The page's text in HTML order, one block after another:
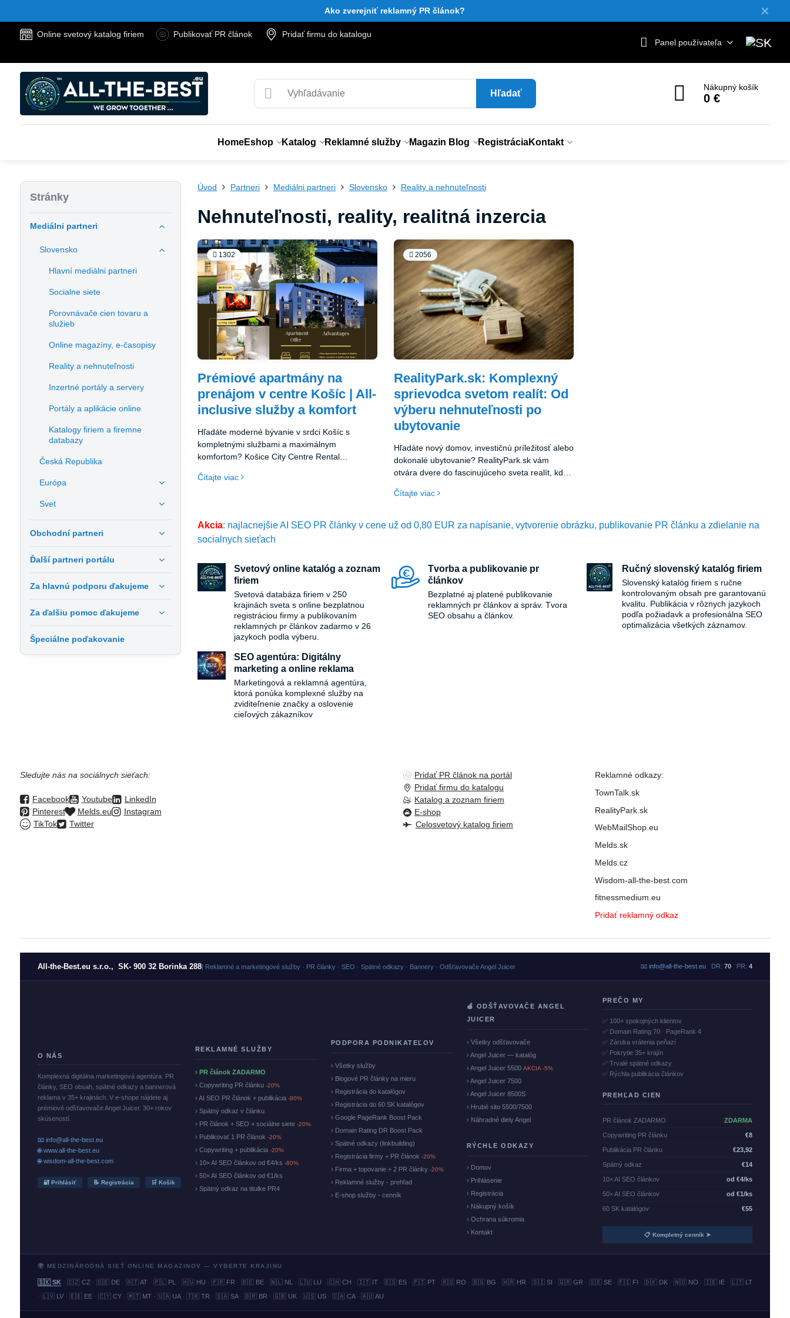
✕
Ako zverejniť reklamný PR článok?
Online svetový katalog firiem Publikovať PR článok
Pridať firmu do katalogu
Panel používateľa
Hľadať
Nákupný košík
0 €
HomeEshop Katalog Reklamné služby Magazin Blog RegistráciaKontakt
Úvod Partneri Mediálni partneri Slovensko Reality a nehnuteľnosti
Nehnuteľnosti, reality, realitná inzercia
1302
Prémiové apartmány na
prenájom v centre Košíc | All-
inclusive služby a komfort
Hľadáte moderné bývanie v srdci Košíc s
kompletnými službami a maximálnym
komfortom? Košice City Centre Rental
pohodlia domova a hotelových služieb v
Čítajte viac
2056
RealityPark.sk: Komplexný
sprievodca svetom realít: Od
výberu nehnuteľnosti po
ubytovanie
Hľadáte nový domov, investičnú príležitosť alebo
dokonalé ubytovanie? RealityPark.sk vám
otvára dvere do fascinujúceho sveta realít, kde
ubytovanie z celého Slovenska.
Čítajte viac
Akcia: najlacnejšie AI SEO PR články v cene už od 0,80 EUR za napísanie, vytvorenie obrázku, publikovanie PR článku a zdielanie na
socialnych sieťach
Svetový online katalóg a zoznam
firiem
Svetová databáza firiem v 250
krajinách sveta s online bezplatnou
registráciou firmy a publikovaním
reklamných pr článkov zadarmo v 26
jazykoch podla výberu.
Tvorba a publikovanie pr
článkov
Bezplatné aj platené publikovanie
reklamných pr článkov a správ. Tvora
SEO obsahu a článkov.
Ručný slovenský katalóg firiem
Slovenský katalóg firiem s ručne
kontrolovaným obsah pre garantovanú
kvalitu. Publikácia v rôznych jazykoch
podľa požiadavk a profesionálna SEO
optimalizácia všetkých záznamov.
SEO agentúra: Digitálny
marketing a online reklama
Marketingová a reklamná agentúra,
ktorá ponúka komplexné služby na
zviditeľnenie značky a oslovenie
cieľových zákazníkov
Stránky
Mediálni partneri
Slovensko
Hlavní mediálni partneri
Socialne siete
Porovnávače cien tovaru a
služieb
Online magazíny, e-časopisy
Reality a nehnuteľnosti
Inzertné portály a servery
Portály a aplikácie online
Katalogy firiem a firemne
databazy
Česká Republika
Európa
Svet
Obchodní partneri
Ďalší partneri portálu
Za hlavnú podporu ďakujeme
Za ďalšiu pomoc ďakujeme
Špeciálne poďakovanie
Sledujte nás na sociálnych sieťach:
Facebook Youtube
LinkedIn
Pinterest
Melds.eu
Instagram
TikTok
Twitter
Pridať PR článok na portál
Pridať firmu do katalogu
Katalog a zoznam firiem
E-shop
Celosvetový katalog firiem
Reklamné odkazy:
TownTalk.sk
RealityPark.sk
WebMailShop.eu
Melds.sk
Melds.cz
Wisdom-all-the-best.com
fitnessmedium.eu
Pridať reklamný odkaz
All-the-Best.eu s.r.o., SK- 900 32 Borinka 288| Reklamné a marketingové služby · PR články · SEO · Spätné odkazy · Bannery · Odšťavovače Angel Juicer 📧 info@all-the-best.euDR: 70PR: 4
O NÁS
Komplexná digitálna marketingová agentúra. PR
články, SEO obsah, spätné odkazy a bannerová
reklama v 35+ krajinách. V e-shope nájdete aj
prémiové odšťavovače Angel Juicer. 30+ rokov
skúseností.
📧 info@all-the-best.eu
🌐 www.all-the-best.eu
🌐 wisdom-all-the-best.com
🔐 Prihlásiť 📝 Registrácia 🛒 Košík
REKLAMNÉ SLUŽBY
› PR článok ZADARMO
› Copywriting PR článku -20%
› AI SEO PR článok + publikácia -80%
› Spätný odkaz v článku
› PR článok + SEO + sociálne siete -20%
› Publikovať 1 PR článok -20%
› Copywriting + publikácia -20%
› 10× AI SEO článkov od €4/ks -80%
› 50× AI SEO článkov od €1/ks
› Spätný odkaz na titulke PR4
PODPORA PODNIKATEĽOV
› Všetky služby
› Blogové PR články na mieru
› Registrácia do katalógov
› Registrácia do 60 SK katalógov
› Google PageRank Boost Pack
› Domain Rating DR Boost Pack
› Spätné odkazy (linkbuilding)
› Registrácia firmy + PR článok -20%
› Firma + topovanie + 2 PR články -20%
› Reklamné služby - prehľad
› E-shop služby - cenník
🍏 ODŠŤAVOVAČE ANGEL
JUICER
› Všetky odšťavovače
› Angel Juicer — katalóg
› Angel Juicer 5500 AKCIA -5%
› Angel Juicer 7500
› Angel Juicer 8500S
› Hrubé sito 5500/7500
› Náhradné diely Angel
RÝCHLE ODKAZY
› Domov
› Prihlásenie
› Registrácia
› Nákupný košík
› Ochrana súkromia
› Kontakt
PREČO MY
✅ 100+ spokojných klientov
✅ Domain Rating 70 · PageRank 4
✅ Záruka vrátenia peňazí
✅ Pokrytie 35+ krajín
✅ Trvalé spätné odkazy
✅ Rýchla publikácia článkov
PREHĽAD CIEN
PR článok ZADARMO ZDARMA
Copywriting PR článku €8
Publikácia PR článku €23,92
Spätný odkaz €14
10× AI SEO článkov od €4/ks
50× AI SEO článkov od €1/ks
60 SK katalógov €55
📋 Kompletný cenník ➤
🌍 MEDZINÁRODNÁ SIEŤ ONLINE MAGAZINOV — VYBERTE KRAJINU
🇸🇰 SK · 🇨🇿 CZ · 🇩🇪 DE · 🇦🇹 AT · 🇵🇱 PL · 🇭🇺 HU · 🇫🇷 FR · 🇧🇪 BE · 🇳🇱 NL · 🇱🇺 LU · 🇨🇭 CH · 🇮🇹 IT · 🇪🇸 ES · 🇵🇹 PT · 🇷🇴 RO · 🇧🇬 BG · 🇭🇷 HR · 🇸🇮 SI · 🇬🇷 GR · 🇸🇪 SE · 🇫🇮 FI · 🇩🇰 DK · 🇳🇴 NO · 🇮🇪 IE · 🇱🇹 LT
· 🇱🇻 LV · 🇪🇪 EE · 🇨🇾 CY · 🇲🇹 MT · 🇺🇦 UA · 🇹🇷 TR · 🇸🇦 SA · 🇧🇷 BR · 🇬🇧 UK · 🇺🇸 US · 🇨🇦 CA · 🇦🇺 AU